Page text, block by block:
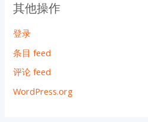
其他操作
登录
条目 feed
评论 feed
WordPress.org